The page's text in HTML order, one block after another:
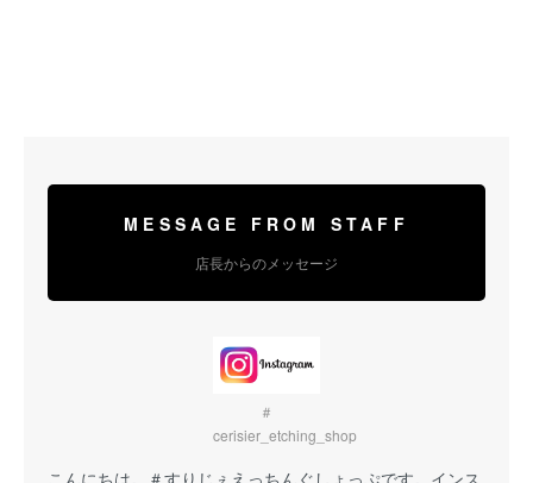
MESSAGE FROM STAFF
店長からのメッセージ
＃
cerisier_etching_shop